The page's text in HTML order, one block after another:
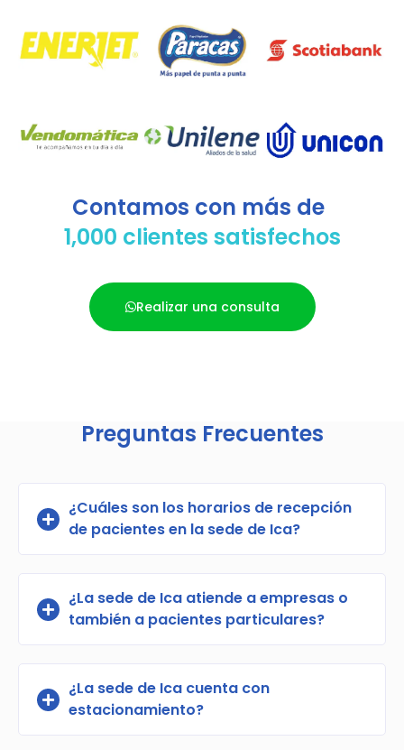
Contamos con más de
1,000 clientes satisfechos
Realizar una consulta
Preguntas Frecuentes
¿Cuáles son los horarios de recepción
de pacientes en la sede de Ica?
¿La sede de Ica atiende a empresas o
también a pacientes particulares?
¿La sede de Ica cuenta con
estacionamiento?